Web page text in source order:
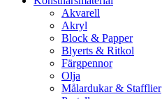
Akvarell
Akryl
Block & Papper
Blyerts & Ritkol
Färgpennor
Olja
Målardukar & Stafflier